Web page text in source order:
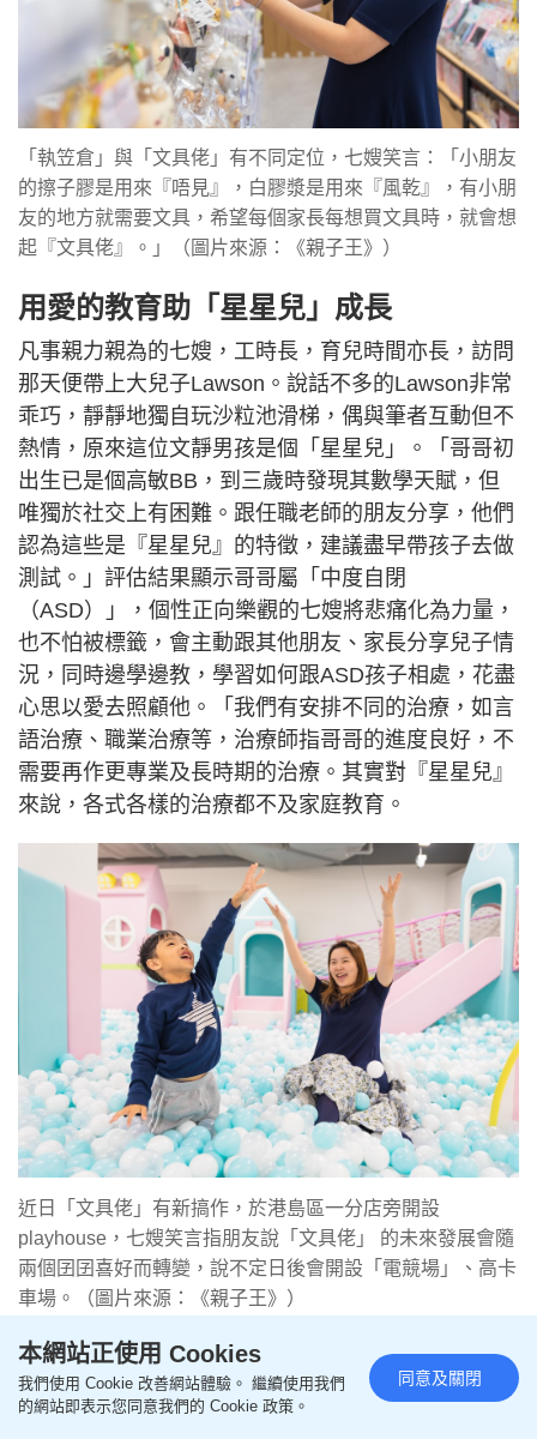
「執笠倉」與「文具佬」有不同定位，七嫂笑言：「小朋友
的擦子膠是用來『唔見』，白膠漿是用來『風乾』，有小朋
友的地方就需要文具，希望每個家長每想買文具時，就會想
起『文具佬』。」（圖片來源：《親子王》）
用愛的教育助「星星兒」成長
凡事親力親為的七嫂，工時長，育兒時間亦長，訪問
那天便帶上大兒子Lawson。說話不多的Lawson非常
乖巧，靜靜地獨自玩沙粒池滑梯，偶與筆者互動但不
熱情，原來這位文靜男孩是個「星星兒」。「哥哥初
出生已是個高敏BB，到三歲時發現其數學天賦，但
唯獨於社交上有困難。跟任職老師的朋友分享，他們
認為這些是『星星兒』的特徵，建議盡早帶孩子去做
測試。」評估結果顯示哥哥屬「中度自閉
（ASD）」，個性正向樂觀的七嫂將悲痛化為力量，
也不怕被標籤，會主動跟其他朋友、家長分享兒子情
況，同時邊學邊教，學習如何跟ASD孩子相處，花盡
心思以愛去照顧他。「我們有安排不同的治療，如言
語治療、職業治療等，治療師指哥哥的進度良好，不
需要再作更專業及長時期的治療。其實對『星星兒』
來說，各式各樣的治療都不及家庭教育。
近日「文具佬」有新搞作，於港島區一分店旁開設
playhouse，七嫂笑言指朋友說「文具佬」 的未來發展會隨
兩個囝囝喜好而轉變，說不定日後會開設「電競場」、高卡
車場。（圖片來源：《親子王》）
夫婦在育兒上各有角色，七哥是個「講經爸爸」，七
嫂則主張「愛的教育」，而這份愛，讓哥哥一步步地
進步。「這三年哥哥從最初不願跟別人打招呼，到後
本網站正使用 Cookies
我們使用 Cookie 改善網站體驗。 繼續使用我們
的網站即表示您同意我們的 Cookie 政策。
同意及關閉